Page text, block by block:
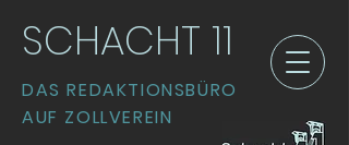
SCHACHT 11
DAS REDAKTIONSBÜRO
AUF ZOLLVEREIN